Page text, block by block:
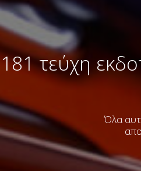
181 τεύχη
Όλα